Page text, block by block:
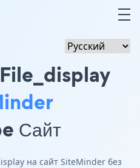
File_display
Сайт
на сайт SiteMinder без